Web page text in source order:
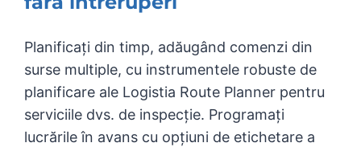
Planificați din timp, adăugând comenzi din
surse multiple, cu instrumentele robuste de
planificare ale Logistia Route Planner pentru
serviciile dvs. de inspecție. Programați
lucrările în avans cu opțiuni de etichetare a